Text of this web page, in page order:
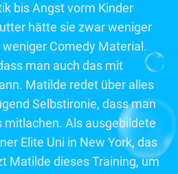
bis Angst vorm Kinder
hätte sie zwar weniger
Comedy Material.
man auch das mit
Matilde redet über alles
Selbstironie, dass man
mitlachen. Als ausgebildete
Elite Uni in New York, das
Matilde dieses Training, um